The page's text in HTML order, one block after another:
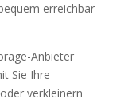
erreichbar
Anbieter
Sie Ihre
verkleinern